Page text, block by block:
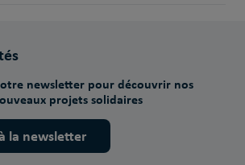
newsletter pour découvrir nos
projets solidaires
la newsletter